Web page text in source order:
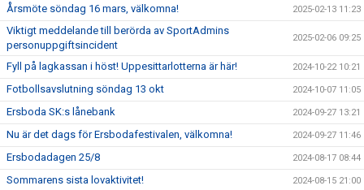
Årsmöte söndag 16 mars, välkomna! 2025-02-13 11:23
Viktigt meddelande till berörda av SportAdmins
personuppgiftsincident
2025-02-06 09:25
Fyll på lagkassan i höst! Uppesittarlotterna är här! 2024-10-22 10:21
Fotbollsavslutning söndag 13 okt 2024-10-07 11:05
Ersboda SK:s lånebank 2024-09-27 13:21
Nu är det dags för Ersbodafestivalen, välkomna! 2024-09-27 11:46
Ersbodadagen 25/8 2024-08-17 08:44
Sommarens sista lovaktivitet! 2024-08-15 21:00